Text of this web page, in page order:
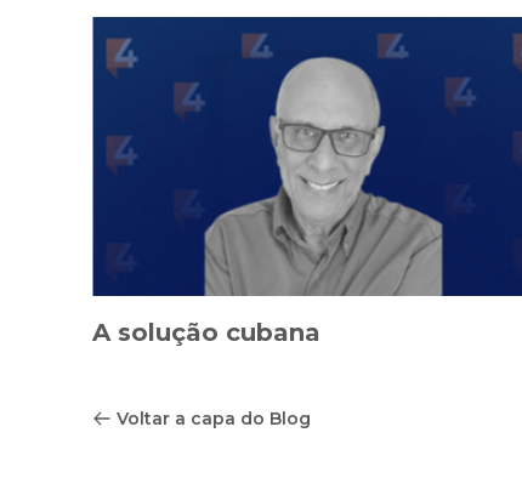
A solução cubana
Voltar a capa do Blog